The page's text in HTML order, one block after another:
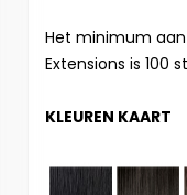
Het minimum
Extensions is 100
KLEUREN KAART